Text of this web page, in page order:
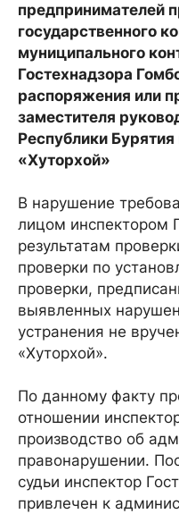
предпринимателей
государственного
муниципального
Гостехнадзора
распоряжения или
заместителя
Республики
«Хуторхой»
В нарушение
лицом инспектором
результатам
проверки по
проверки,
выявленных
устранения не
«Хуторхой».
По данному факту
отношении
производство об
правонарушении.
судьи инспектор
привлечен к